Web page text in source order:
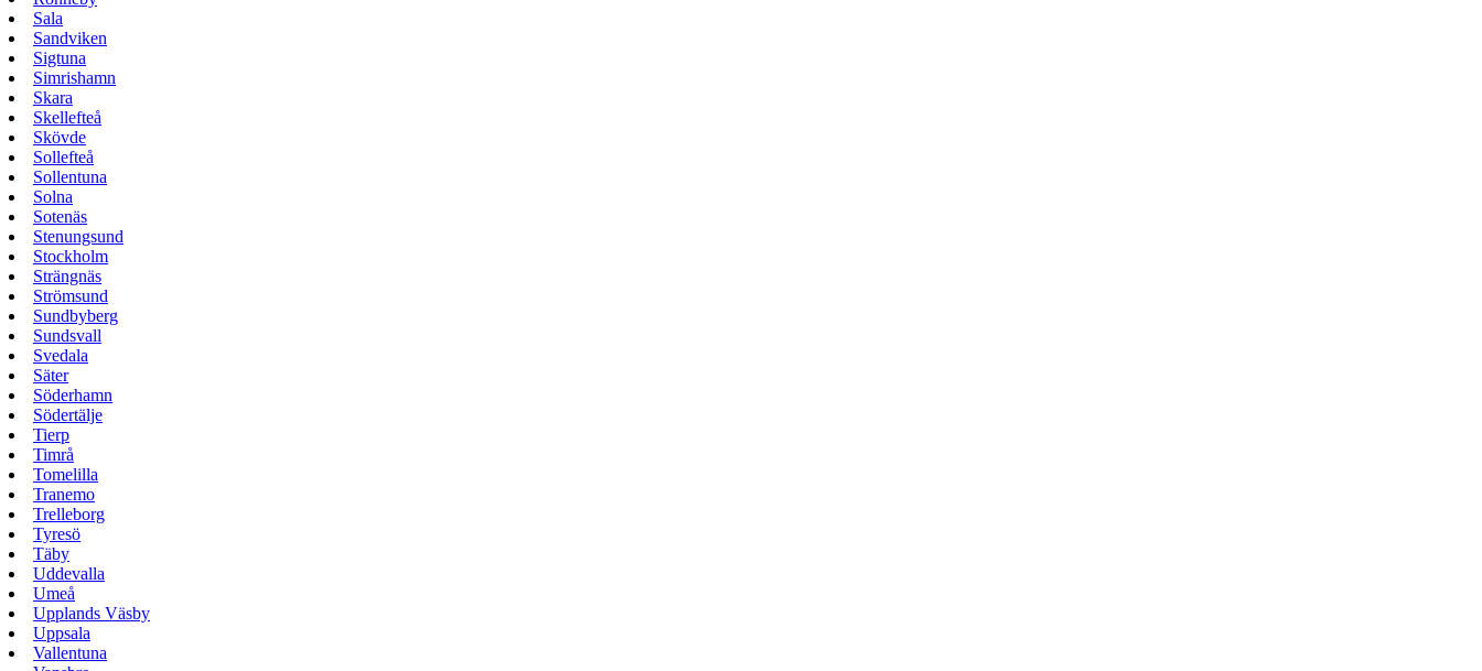
Sala
Sandviken
Sigtuna
Simrishamn
Skara
Skellefteå
Skövde
Sollefteå
Sollentuna
Solna
Sotenäs
Stenungsund
Stockholm
Strängnäs
Strömsund
Sundbyberg
Sundsvall
Svedala
Säter
Söderhamn
Södertälje
Tierp
Timrå
Tomelilla
Tranemo
Trelleborg
Tyresö
Täby
Uddevalla
Umeå
Upplands Väsby
Uppsala
Vallentuna